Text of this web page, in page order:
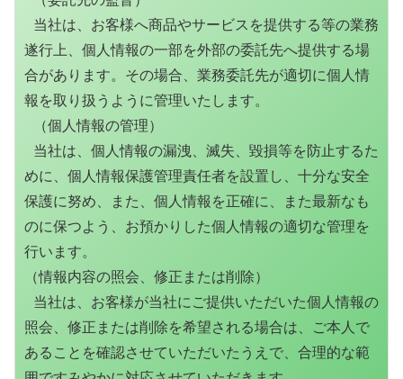
遂行上、個人情報の一部を外部の委託先へ提供する場
合があります。その場合、業務委託先が適切に個人情
報を取り扱うように管理いたします。
めに、個人情報保護管理責任者を設置し、十分な安全
保護に努め、また、個人情報を正確に、また最新なも
のに保つよう、お預かりした個人情報の適切な管理を
行います。
（情報内容の照会、修正または削除）
照会、修正または削除を希望される場合は、ご本人で
あることを確認させていただいたうえで、合理的な範